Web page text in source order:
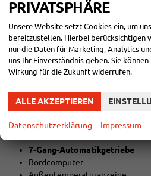
Licht und Sicht
LED-SCHEINWERFER (VOLL)
LED-Tagfahrlicht
LED-Heckleuchten
Lichtautomatik
Leaving-Home-Funktion
NEBELSCHEINWERFER
7-Gang-Automatikgetriebe
Bordcomputer
PRIVATSPHÄRE
Unsere Website setzt Cookies ein, um
bereitzustellen. Hierbei berücksichtigen
nur die Daten für Marketing, Analytics
uns Ihr Einverständnis geben. Sie
Wirkung für die Zukunft widerrufen.
ALLE AKZEPTIEREN
Datenschutzerklärung Impressum